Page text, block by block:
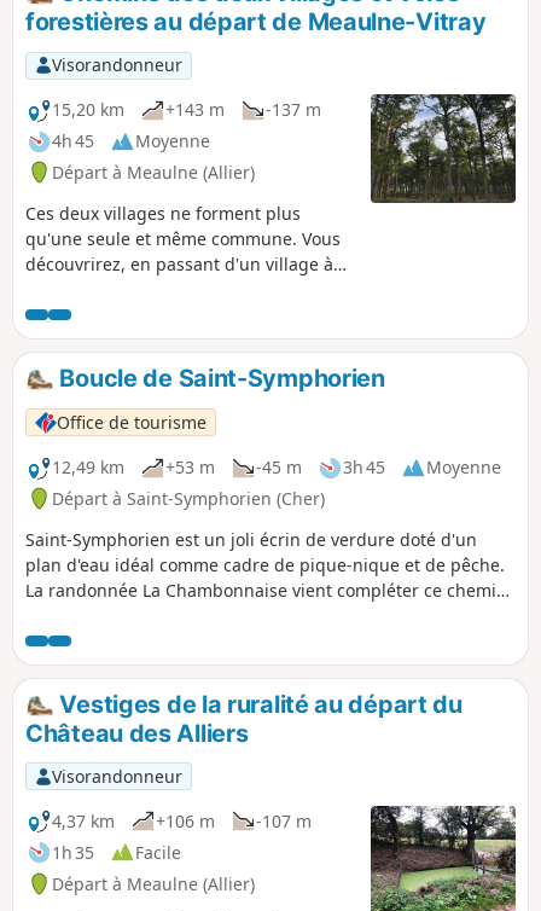
forestières au départ de Meaulne-Vitray
Visorandonneur
15,20 km
+143 m
-137 m
4h 45
Moyenne
Départ à Meaulne (Allier)
Ces deux villages ne forment plus
qu'une seule et même commune. Vous
découvrirez, en passant d'un village à
contrasteront avec les grandes voies
forestières, rectilignes de la Forêt de
Tronçais. Pour autant, ces longues voies
forestières vous surprendront par les
différents paysages qu'offre la Forêt de
Tronçais à chaque étape de son
exploitation.
Boucle de Saint-Symphorien
Office de tourisme
12,49 km
+53 m -45 m 3h 45
Moyenne
Départ à Saint-Symphorien (Cher)
Saint-Symphorien est un joli écrin de verdure doté d'un
plan d'eau idéal comme cadre de pique-nique et de pêche.
La randonnée La Chambonnaise vient compléter ce chemin
journée.
Vestiges de la ruralité au départ du
Château des Alliers
Visorandonneur
4,37 km
+106 m
-107 m
1h 35
Facile
Départ à Meaulne (Allier)